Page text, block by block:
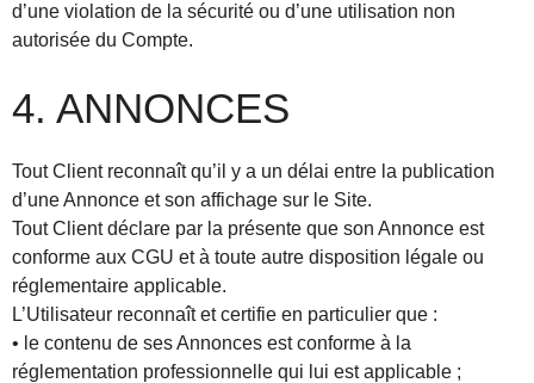
d’une violation de la sécurité ou d’une utilisation non
autorisée du Compte.
4. ANNONCES
Tout Client reconnaît qu’il y a un délai entre la publication
d’une Annonce et son affichage sur le Site.
Tout Client déclare par la présente que son Annonce est
conforme aux CGU et à toute autre disposition légale ou
réglementaire applicable.
L’Utilisateur reconnaît et certifie en particulier que :
• le contenu de ses Annonces est conforme à la
réglementation professionnelle qui lui est applicable ;